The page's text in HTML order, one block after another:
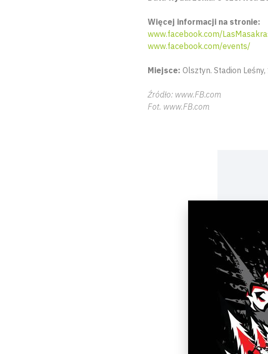
Więcej informacji na stronie:
www.facebook.com/
www.facebook.com/events/
Miejsce: Olsztyn. Stadion
Źródło: www.FB.com
Fot. www.FB.com